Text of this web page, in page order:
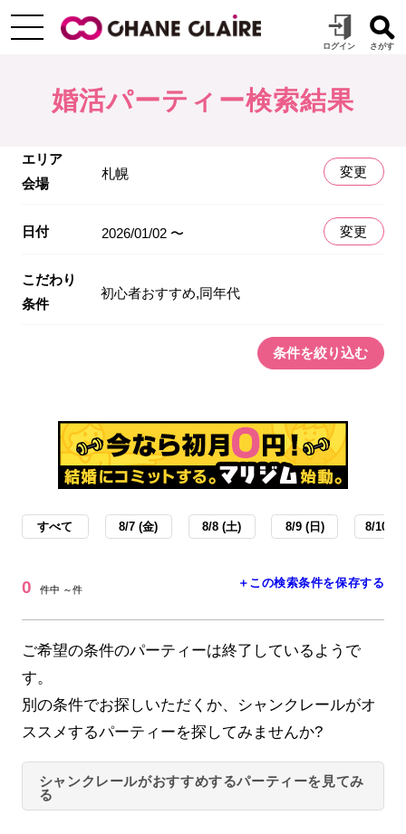
婚活パーティー検索結果
エリア
会場
札幌 変更
日付 2026/01/02 〜 変更
こだわり
条件
初心者おすすめ,同年代
条件を絞り込む
すべて 8/7 (金) 8/8 (土) 8/9 (日) 8/10 (
0 件中 ～件 ＋この検索条件を保存する
ご希望の条件のパーティーは終了しているようで
す。
別の条件でお探しいただくか、シャンクレールがオ
ススメするパーティーを探してみませんか?
シャンクレールがおすすめするパーティーを見てみ
る